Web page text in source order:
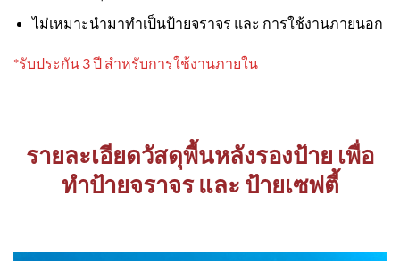
ไม่เหมาะนำมาทำเป็นป้ายจราจร และ การใช้งานภายนอก
*รับประกัน 3 ปี สำหรับการใช้งานภายใน
รายละเอียดวัสดุพื้นหลังรองป้าย เพื่อ
ทำป้ายจราจร และ ป้ายเซฟตี้